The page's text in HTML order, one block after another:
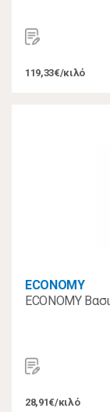
119,33€/κιλό
ECONOMY
ECONOMY
28,91€/κιλό